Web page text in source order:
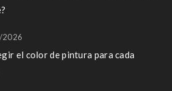
el color de pintura para cada